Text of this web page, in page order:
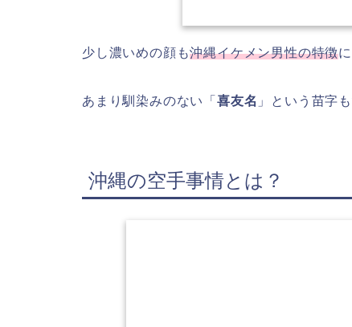
少し濃いめの顔も沖縄イケメン男性の特徴
あまり馴染みのない「 喜友名 」という苗字
沖縄の空手事情とは？